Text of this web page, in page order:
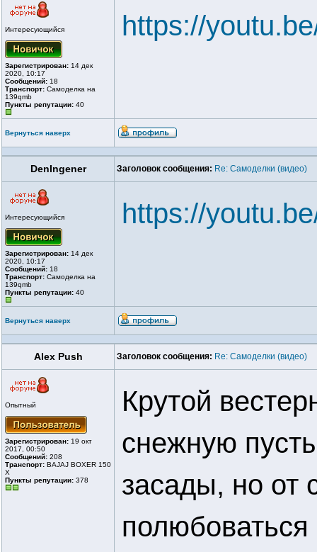
Интересующийся
Зарегистрирован: 14 дек
2020, 10:17
Сообщений: 18
Транспорт: Самоделка на
139qmb
Пункты репутации: 40
https://
Вернуться наверх
DenIngener Заголовок сообщения: Re: Самоделки (видео)
Интересующийся
Зарегистрирован: 14 дек
2020, 10:17
Сообщений: 18
Транспорт: Самоделка на
139qmb
Пункты репутации: 40
https://
Вернуться наверх
Alex Push Заголовок сообщения: Re: Самоделки (видео)
Опытный
Зарегистрирован: 19 окт
2017, 00:50
Сообщений: 208
Транспорт: BAJAJ BOXER 150
X
Пункты репутации: 378
Крутой
снежную
засады, но от